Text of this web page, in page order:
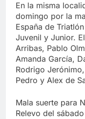
En la misma
domingo por la
España de
Juvenil y Junior.
Arribas, Pablo
Amanda García,
Rodrigo
Pedro y Alex de
Mala suerte para
Relevo del